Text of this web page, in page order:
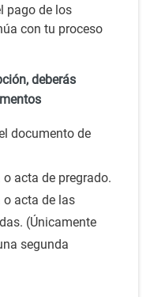
pago de los
con tu proceso
deberás
documento de
acta de pregrado.
acta de las
(Únicamente
segunda